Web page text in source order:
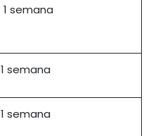
1 semana
1 semana
1 semana